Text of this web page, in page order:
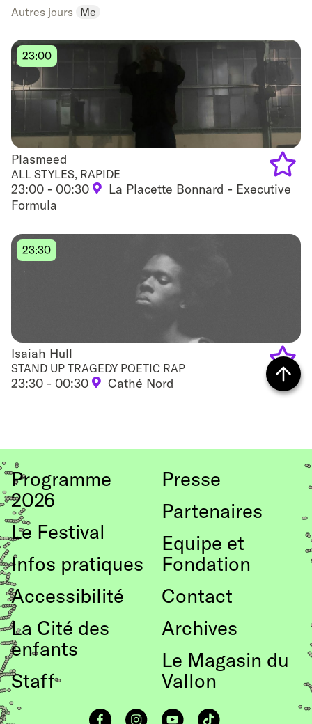
Autres jours Me
Plasmeed
Plasmeed
ALL STYLES, RAPIDE
23:00 - 00:30
La Placette Bonnard - Executive
Formula
23:00
Add
Isaiah Hull
Isaiah Hull
STAND UP TRAGEDY POETIC RAP
23:30 - 00:30 Cathé Nord
23:30
Add
le
Programme
2026
Le Festival
Infos pratiques
Accessibilité
La Cité des
enfants
Staff
Presse
Partenaires
Equipe et
Fondation
Contact
Archives
Le Magasin du
Vallon